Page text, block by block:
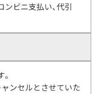
ンビニ支払い、代引
ンセルとさせていた